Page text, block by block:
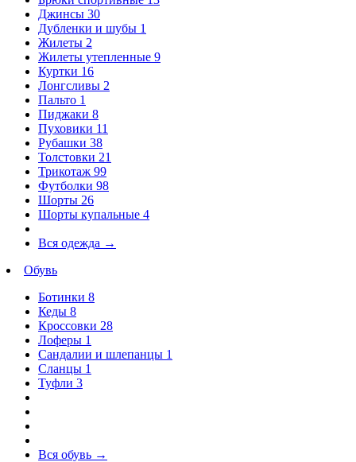
Джинсы 30
Дубленки и шубы 1
Жилеты 2
Жилеты утепленные 9
Куртки 16
Лонгсливы 2
Пальто 1
Пиджаки 8
Пуховики 11
Рубашки 38
Толстовки 21
Трикотаж 99
Футболки 98
Шорты 26
Шорты купальные 4
Вся одежда →
Обувь
Ботинки 8
Кеды 8
Кроссовки 28
Лоферы 1
Сандалии и шлепанцы 1
Сланцы 1
Туфли 3
Вся обувь →